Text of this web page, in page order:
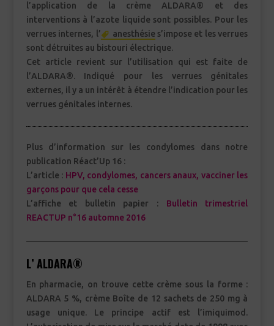
l’application de la crème ALDARA® et des
interventions à l’azote liquide sont possibles. Pour les
verrues internes, l’
anesthésie s’impose et les verrues
sont détruites au bistouri électrique.
Cet article revient sur l’utilisation qui est faite de
l’ALDARA®. Indiqué pour les verrues génitales
externes, il y a un intérêt à étendre l’indication pour les
verrues génitales internes.
Plus d’information sur les condylomes dans notre
publication Réact’Up 16 :
L’article : HPV, condylomes, cancers anaux, vacciner les
garçons pour que cela cesse
L’affiche et bulletin papier : Bulletin trimestriel
REACTUP n°16 automne 2016
L’ ALDARA®
En pharmacie, on trouve cette crème sous la forme :
ALDARA 5 %, crème Boîte de 12 sachets de 250 mg à
usage unique. Le principe actif est l’imiquimod.